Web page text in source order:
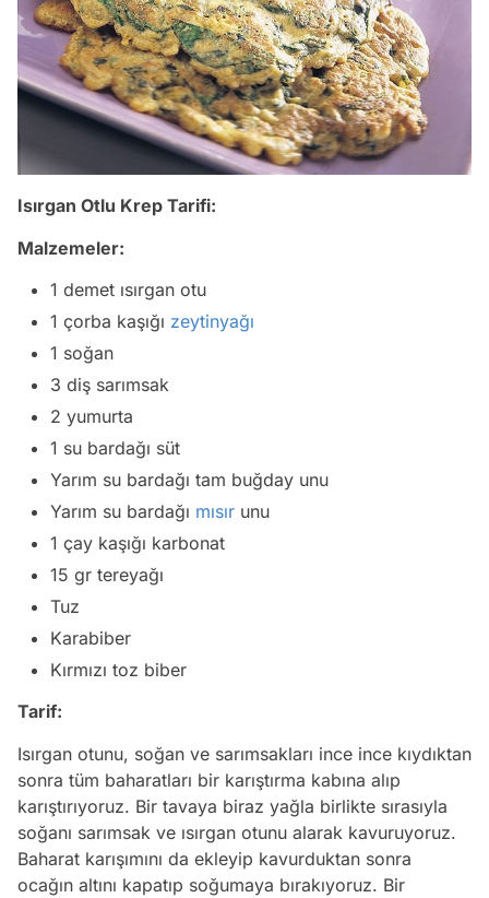
Isırgan Otlu Krep Tarifi:
Malzemeler:
1 demet ısırgan otu
1 çorba kaşığı zeytinyağı
1 soğan
3 diş sarımsak
2 yumurta
1 su bardağı süt
Yarım su bardağı tam buğday unu
Yarım su bardağı mısır unu
1 çay kaşığı karbonat
15 gr tereyağı
Tuz
Karabiber
Kırmızı toz biber
Tarif:
Isırgan otunu, soğan ve sarımsakları ince ince kıydıktan
sonra tüm baharatları bir karıştırma kabına alıp
karıştırıyoruz. Bir tavaya biraz yağla birlikte sırasıyla
soğanı sarımsak ve ısırgan otunu alarak kavuruyoruz.
Baharat karışımını da ekleyip kavurduktan sonra
ocağın altını kapatıp soğumaya bırakıyoruz. Bir